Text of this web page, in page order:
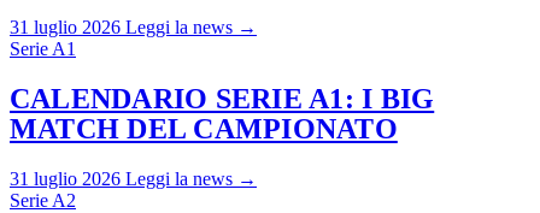
31 luglio 2026 Leggi la news →
Serie A1
CALENDARIO SERIE A1: I BIG
MATCH DEL CAMPIONATO
31 luglio 2026 Leggi la news →
Serie A2